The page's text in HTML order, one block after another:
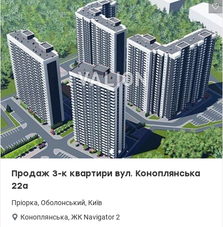
Продаж 3-к квартири вул. Коноплянська
22а
Пріорка, Оболонський, Київ
Коноплянська, ЖК Navigator 2